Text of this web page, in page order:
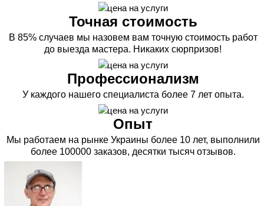
Точная стоимость
В 85% случаев мы назовем вам точную стоимость работ
до выезда мастера. Никаких сюрпризов!
Профессионализм
У каждого нашего специалиста более 7 лет опыта.
Опыт
Мы работаем на рынке Украины более 10 лет, выполнили
более 100000 заказов, десятки тысяч отзывов.